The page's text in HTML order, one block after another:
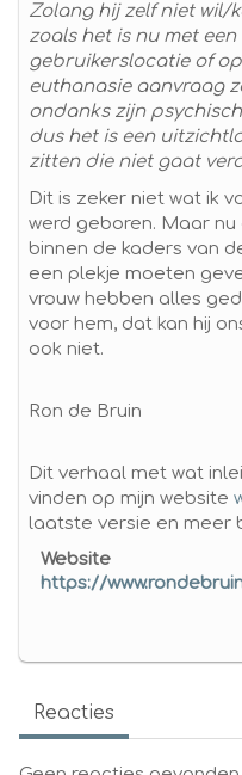
Zolang hij zelf niet wil/
zoals het is nu met
gebruikerslocatie of
euthanasie aanvraag
ondanks zijn
dus het is een
zitten die niet gaat
Dit is zeker niet wat ik
werd geboren. Maar
binnen de kaders van
een plekje moeten
vrouw hebben alles
voor hem, dat kan hij
ook niet.
Ron de Bruin
Dit verhaal met wat
vinden op mijn website
laatste versie en meer
Website
https://
Reacties